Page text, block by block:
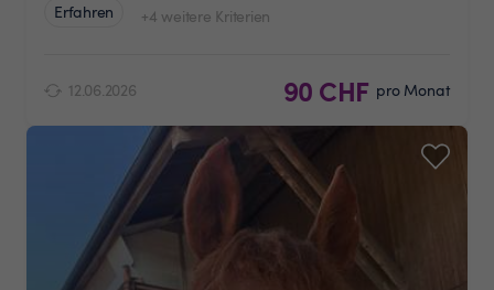
Erfahren
+4 weitere Kriterien
12.06.2026 90 CHF pro Monat